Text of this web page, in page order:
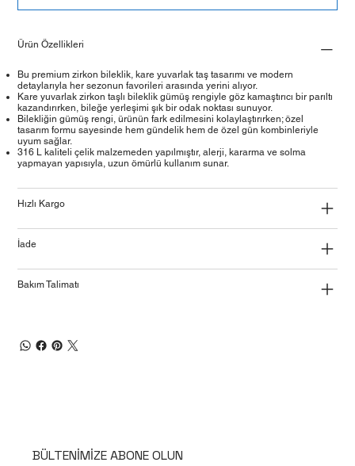
Ürün Özellikleri
Bu premium zirkon bileklik, kare yuvarlak taş tasarımı ve modern
detaylarıyla her sezonun favorileri arasında yerini alıyor.
Kare yuvarlak zirkon taşlı bileklik gümüş rengiyle göz kamaştırıcı bir parıltı
kazandırırken, bileğe yerleşimi şık bir odak noktası sunuyor.
Bilekliğin gümüş rengi, ürünün fark edilmesini kolaylaştırırken; özel
tasarım formu sayesinde hem gündelik hem de özel gün kombinleriyle
uyum sağlar.
316 L kaliteli çelik malzemeden yapılmıştır, alerji, kararma ve solma
yapmayan yapısıyla, uzun ömürlü kullanım sunar.
Hızlı Kargo
İade
Bakım Talimatı
BÜLTENİMİZE ABONE OLUN